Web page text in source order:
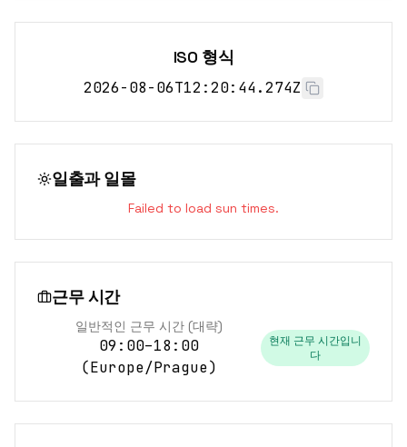
ISO 형식
2026-08-06T12:20:44.274Z
일출과 일몰
Failed to load sun times.
근무 시간
일반적인 근무 시간 (대략)
09:00–18:00
(Europe/Prague)
현재 근무 시간입니
다